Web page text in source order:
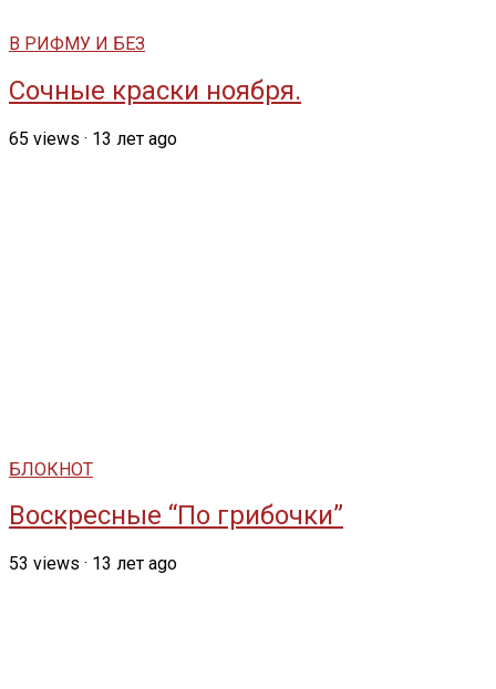
В РИФМУ И БЕЗ
Сочные краски ноября.
65 views · 13 лет ago
БЛОКНОТ
Воскресные “По грибочки”
53 views · 13 лет ago